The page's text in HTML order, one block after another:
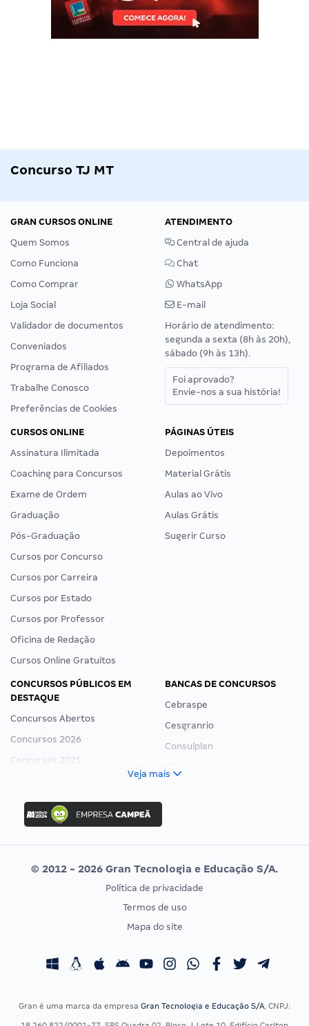
Concurso TJ MT
GRAN CURSOS ONLINE
Quem Somos
Como Funciona
Como Comprar
Loja Social
Validador de documentos
Conveniados
Programa de Afiliados
Trabalhe Conosco
Preferências de Cookies
ATENDIMENTO
Central de ajuda
Chat
WhatsApp
E-mail
Horário de atendimento:
segunda a sexta (8h às 20h),
sábado (9h às 13h).
Foi aprovado?
Envie-nos a sua história!
CURSOS ONLINE
Assinatura Ilimitada
Coaching para Concursos
Exame de Ordem
Graduação
Pós-Graduação
Cursos por Concurso
Cursos por Carreira
Cursos por Estado
Cursos por Professor
Oficina de Redação
Cursos Online Gratuitos
PÁGINAS ÚTEIS
Depoimentos
Material Grátis
Aulas ao Vivo
Aulas Grátis
Sugerir Curso
CONCURSOS PÚBLICOS EM
DESTAQUE
Concursos Abertos
Concursos 2026
Concursos 2025
Concurso Ibama
Concurso MPU
Editais publicados
BANCAS DE CONCURSOS
Cebraspe
Cesgranrio
Consulplan
Vunesp
CONCURSOS POR PROFISSÃO
Concursos Fiscais
EXAME DE ORDEM
Calendário OAB
Veja mais
© 2012 - 2026 Gran Tecnologia e Educação S/A.
Política de privacidade
Termos de uso
Mapa do site
Gran é uma marca da empresa Gran Tecnologia e Educação S/A, CNPJ: